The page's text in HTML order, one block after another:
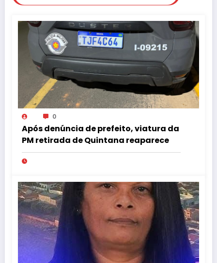
0
Após denúncia de prefeito, viatura da
PM retirada de Quintana reaparece